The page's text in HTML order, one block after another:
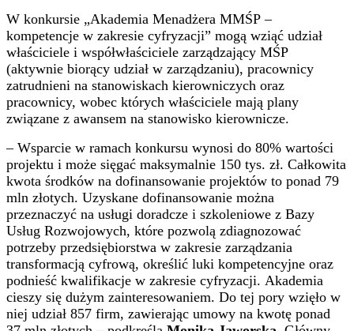
W konkursie „Akademia Menadżera MMŚP –
kompetencje w zakresie cyfryzacji” mogą wziąć udział
właściciele i współwłaściciele zarządzający MŚP
(aktywnie biorący udział w zarządzaniu), pracownicy
zatrudnieni na stanowiskach kierowniczych oraz
pracownicy, wobec których właściciele mają plany
związane z awansem na stanowisko kierownicze.
– Wsparcie w ramach konkursu wynosi do 80% wartości
projektu i może sięgać maksymalnie 150 tys. zł. Całkowita
kwota środków na dofinansowanie projektów to ponad 79
mln złotych. Uzyskane dofinansowanie można
przeznaczyć na usługi doradcze i szkoleniowe z Bazy
Usług Rozwojowych, które pozwolą zdiagnozować
potrzeby przedsiębiorstwa w zakresie zarządzania
transformacją cyfrową, określić luki kompetencyjne oraz
podnieść kwalifikacje w zakresie cyfryzacji. Akademia
cieszy się dużym zainteresowaniem. Do tej pory wzięło w
niej udział 857 firm, zawierając umowy na kwotę ponad